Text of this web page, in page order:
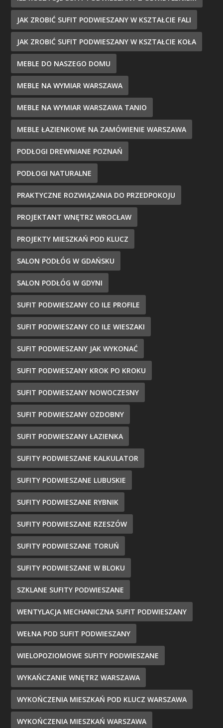
JAK ZROBIĆ SUFIT PODWIESZANY W KSZTAŁCIE FALI
JAK ZROBIĆ SUFIT PODWIESZANY W KSZTAŁCIE KOŁA
MEBLE DO NASZEGO DOMU
MEBLE NA WYMIAR WARSZAWA
MEBLE NA WYMIAR WARSZAWA TANIO
MEBLE ŁAZIENKOWE NA ZAMÓWIENIE WARSZAWA
PODŁOGI DREWNIANE POZNAŃ
PODŁOGI NATURALNE
PRAKTYCZNE ROZWIĄZANIA DO PRZEDPOKOJU
PROJEKTANT WNĘTRZ WROCŁAW
PROJEKTY MIESZKAŃ POD KLUCZ
SALON PODŁÓG W GDAŃSKU
SALON PODŁÓG W GDYNI
SUFIT PODWIESZANY CO ILE PROFILE
SUFIT PODWIESZANY CO ILE WIESZAKI
SUFIT PODWIESZANY JAK WYKONAĆ
SUFIT PODWIESZANY KROK PO KROKU
SUFIT PODWIESZANY NOWOCZESNY
SUFIT PODWIESZANY OZDOBNY
SUFIT PODWIESZANY ŁAZIENKA
SUFITY PODWIESZANE KALKULATOR
SUFITY PODWIESZANE LUBUSKIE
SUFITY PODWIESZANE RYBNIK
SUFITY PODWIESZANE RZESZÓW
SUFITY PODWIESZANE TORUŃ
SUFITY PODWIESZANE W BLOKU
SZKLANE SUFITY PODWIESZANE
WENTYLACJA MECHANICZNA SUFIT PODWIESZANY
WEŁNA POD SUFIT PODWIESZANY
WIELOPOZIOMOWE SUFITY PODWIESZANE
WYKAŃCZANIE WNĘTRZ WARSZAWA
WYKOŃCZENIA MIESZKAŃ POD KLUCZ WARSZAWA
WYKOŃCZENIA MIESZKAŃ WARSZAWA